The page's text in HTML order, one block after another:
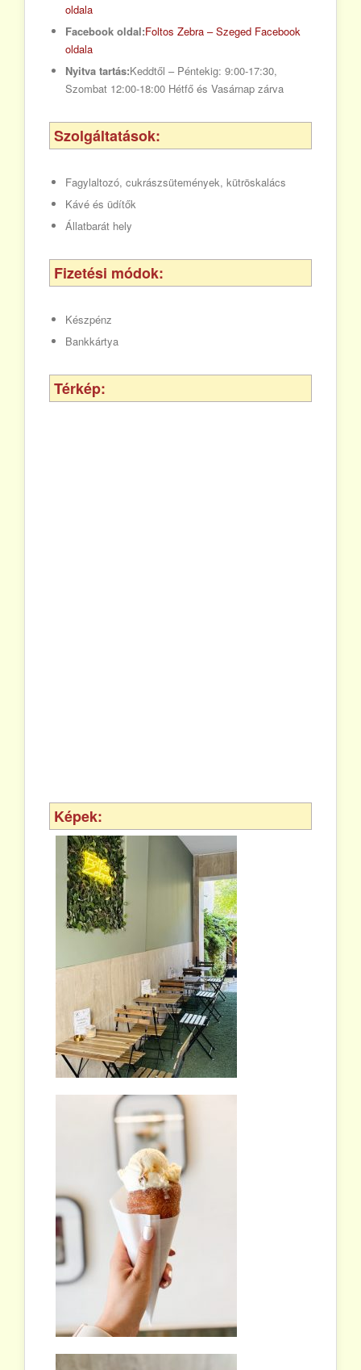
oldala
Facebook oldal:Foltos Zebra – Szeged Facebook
oldala
Nyitva tartás:Keddtől – Péntekig: 9:00-17:30,
Szombat 12:00-18:00 Hétfő és Vasárnap zárva
Szolgáltatások:
Fagylaltozó, cukrászsütemények, kütröskalács
Kávé és üdítők
Állatbarát hely
Fizetési módok:
Készpénz
Bankkártya
Térkép:
Képek: